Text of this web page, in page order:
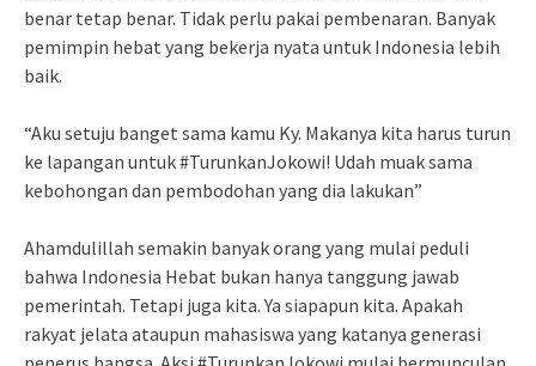
benar tetap benar. Tidak perlu pakai pembenaran. Banyak
pemimpin hebat yang bekerja nyata untuk Indonesia lebih
baik.
“Aku setuju banget sama kamu Ky. Makanya kita harus turun
ke lapangan untuk #TurunkanJokowi! Udah muak sama
kebohongan dan pembodohan yang dia lakukan”
Ahamdulillah semakin banyak orang yang mulai peduli
bahwa Indonesia Hebat bukan hanya tanggung jawab
pemerintah. Tetapi juga kita. Ya siapapun kita. Apakah
rakyat jelata ataupun mahasiswa yang katanya generasi